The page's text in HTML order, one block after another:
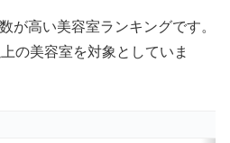
が高い美容室ランキングです。
の美容室を対象としていま